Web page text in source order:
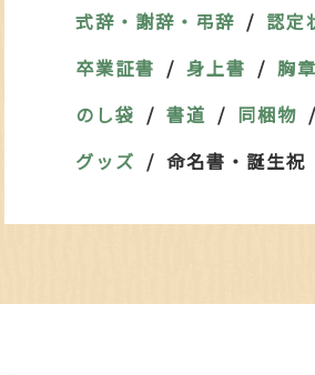
式辞・謝辞・弔辞
認定
卒業証書
身上書 胸章
のし袋
書道 同梱物
グッズ
命名書・誕生祝